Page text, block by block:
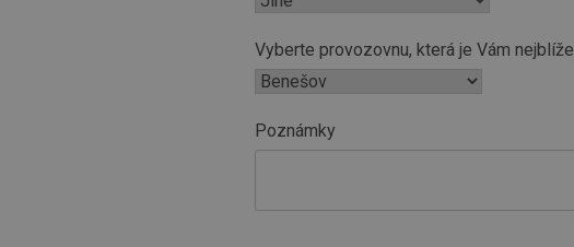
Vyberte provozovnu, která je Vám nejblíže
Poznámky